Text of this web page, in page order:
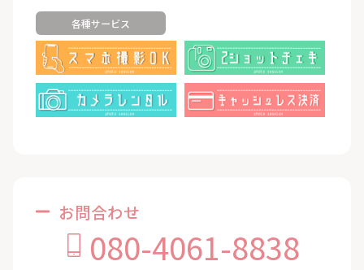
各種サービス
お問合わせ
080-4061-8838